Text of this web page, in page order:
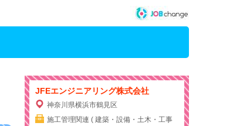
JFEエンジニアリング株式会社
神奈川県横浜市鶴見区
施工管理関連 ( 建築・設備・土木・工事